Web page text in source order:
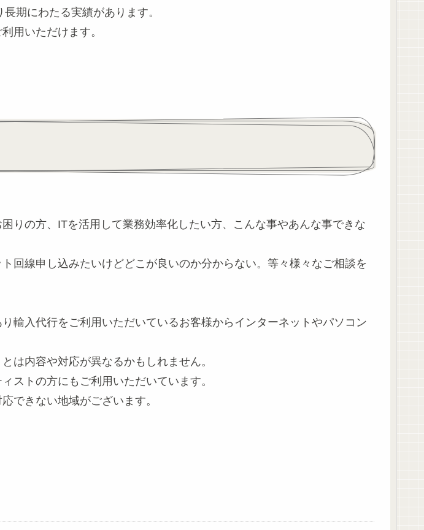
期にわたる実績があります。
用いただけます。
りの方、ITを活用して業務効率化したい方、こんな事やあんな事できな
回線申し込みたいけどどこが良いのか分からない。等々様々なご相談を
輸入代行をご利用いただいているお客様からインターネットやパソコン
は内容や対応が異なるかもしれません。
ストの方にもご利用いただいています。
できない地域がございます。